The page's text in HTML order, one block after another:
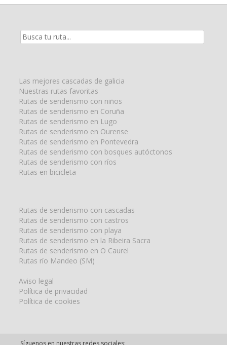
Resultados
Las mejores cascadas de galicia
Nuestras rutas favoritas
Rutas de senderismo con niños
Rutas de senderismo en Coruña
Rutas de senderismo en Lugo
Rutas de senderismo en Ourense
Rutas de senderismo en Pontevedra
Rutas de senderismo con bosques autóctonos
Rutas de senderismo con ríos
Rutas en bicicleta
Rutas de senderismo con cascadas
Rutas de senderismo con castros
Rutas de senderismo con playa
Rutas de senderismo en la Ribeira Sacra
Rutas de senderismo en O Caurel
Rutas río Mandeo (SM)
Aviso legal
Política de privacidad
Política de cookies